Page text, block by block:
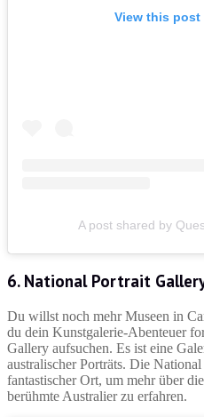
View this post
A post shared by
6. National Portrait
Du willst noch mehr Museen in
du dein Kunstgalerie-Abenteuer
Gallery aufsuchen. Es ist eine
australischer Porträts. Die
fantastischer Ort, um mehr über
berühmte Australier zu erfahren.